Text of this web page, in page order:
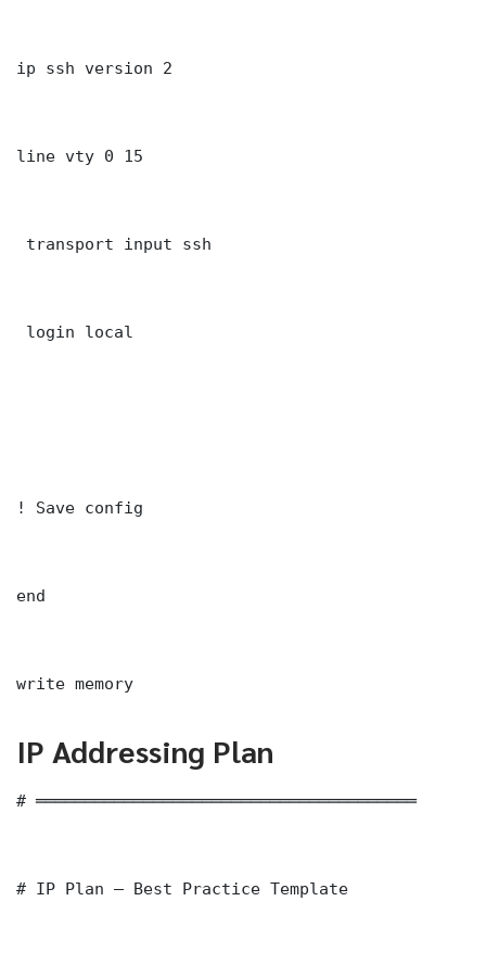
ip ssh version 2
line vty 0 15
transport input ssh
login local
! Save config
end
write memory
IP Addressing Plan
# ═══════════════════════════════════════
# IP Plan — Best Practice Template